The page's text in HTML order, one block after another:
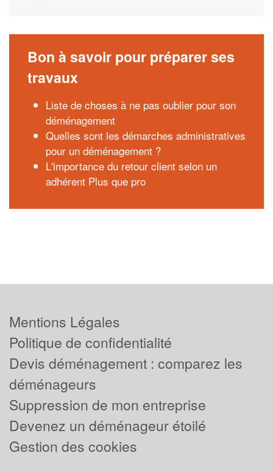
Bon à savoir pour préparer ses
travaux
Liste de choses à ne pas oublier pour son
déménagement
Quelles sont les démarches administratives
pour un déménagement ?
L'importance du retour client selon un
adhérent Plus que pro
Mentions Légales
Politique de confidentialité
Devis déménagement : comparez les
déménageurs
Suppression de mon entreprise
Devenez un déménageur étoilé
Gestion des cookies